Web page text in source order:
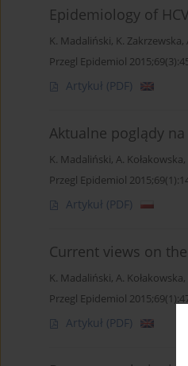
Epidemiology of
K. Madaliński, K. Zakrzewska,
Przegl Epidemiol
Artykuł (PDF)
Aktualne poglądy
K. Madaliński, A. Kołakowska,
Przegl Epidemiol
Artykuł (PDF)
Current views on
K. Madaliński, A. Kołakowska,
Przegl Epidemiol
Artykuł (PDF)